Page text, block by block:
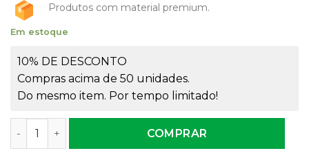
Produtos com material premium.
Em estoque
10% DE DESCONTO
Compras acima de 50 unidades.
Do mesmo item. Por tempo limitado!
COMPRAR